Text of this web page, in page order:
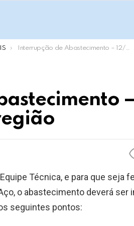
Interrupção de Abastecimento – 12/05 – Vila Progresso e região
Técnica, e para que seja
o abastecimento deverá ser
seguintes pontos: